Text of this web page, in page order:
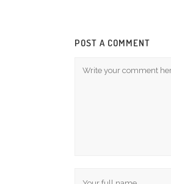
POST A COMMENT